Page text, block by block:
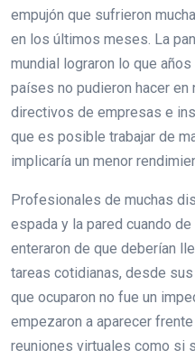
empujón que sufrieron
en los últimos meses. La
mundial lograron lo que
países no pudieron hacer en
directivos de empresas e
que es posible trabajar de
implicaría un menor
Profesionales de muchas
espada y la pared cuando
enteraron de que deberían
tareas cotidianas, desde
que ocuparon no fue un
empezaron a aparecer
reuniones virtuales como si